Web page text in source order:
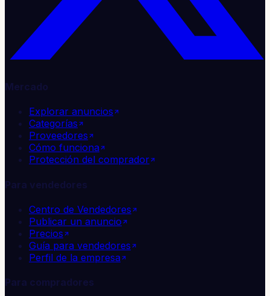
Mercado
Explorar anuncios
Categorías
Proveedores
Cómo funciona
Protección del comprador
Para vendedores
Centro de Vendedores
Publicar un anuncio
Precios
Guía para vendedores
Perfil de la empresa
Para compradores